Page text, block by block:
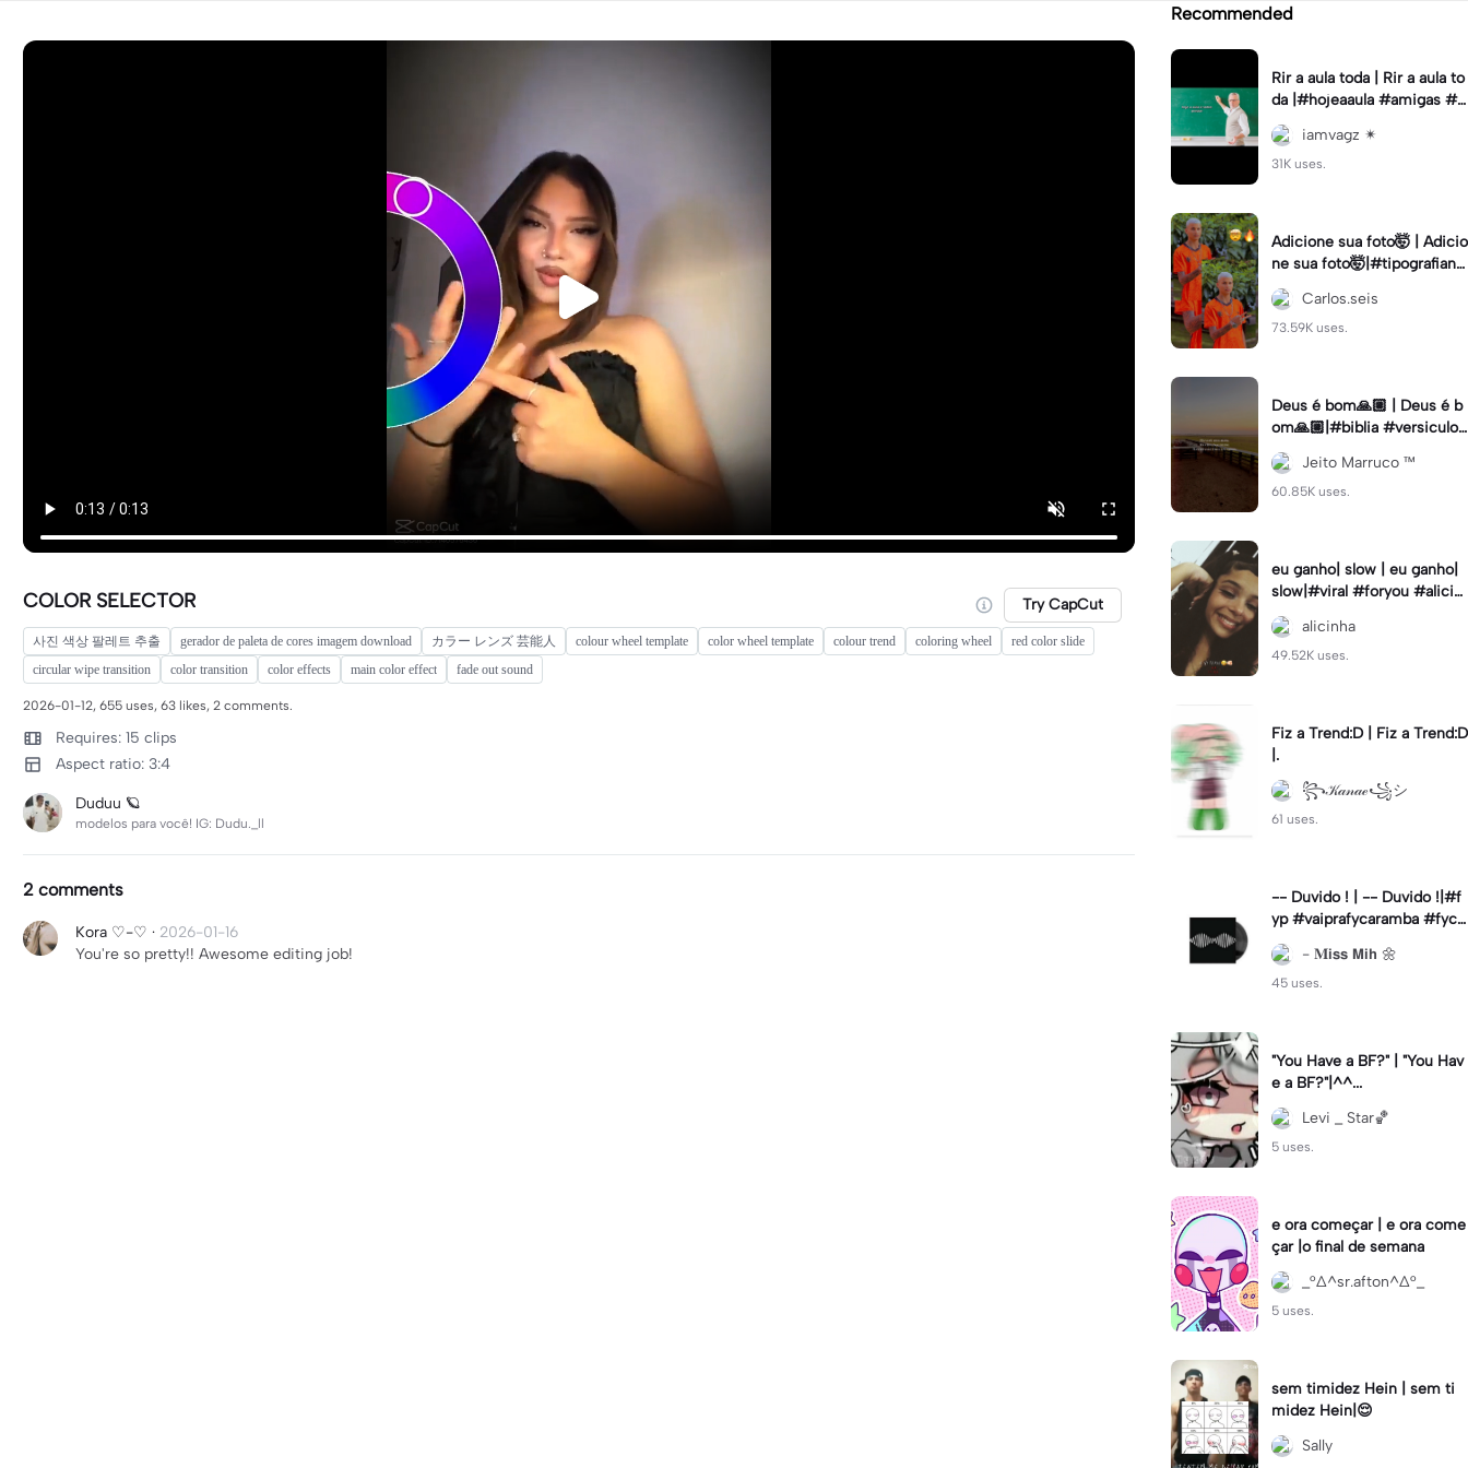
COLOR SELECTOR Try CapCut
사진 색상 팔레트 추출 gerador de paleta de cores imagem download カラー レンズ 芸能人 colour wheel template color wheel template colour trend coloring wheel
red color slide
circular wipe transition
color transition color effects main color effect fade out sound
2026-01-12, 655 uses, 63 likes, 2 comments.
Requires: 15 clips
Aspect ratio: 3:4
Duduu 🪐
modelos para você! IG: Dudu._ll
2 comments
Kora ♡-♡ · 2026-01-16
You're so pretty!! Awesome editing job!
Recommended
Rir a aula toda | Rir a aula to
da |#hojeaaula #amigas #tr
endtikitok #melhoresamiga
s
iamvagz ✴︎
31K uses.
Adicione sua foto🤯 | Adicio
ne sua foto🤯|#tipografiano
va #status #tipografia
Carlos.seis
73.59K uses.
Deus é bom🙏🏼 | Deus é b
om🙏🏼|#biblia #versiculo
#cristao #agro #tipografia
#fy #fypJeito Marruco ™️
60.85K uses.
eu ganho| slow | eu ganho|
slow|#viral #foryou #alicin
ha #cameralenta #slow
alicinha
49.52K uses.
Fiz a Trend:D | Fiz a Trend:D
|.
꧂𝒦𝒶𝓃𝒶ℯ꧁シ
61 uses.
-- Duvido ! | -- Duvido !|#f
yp #vaiprafycaramba #fyca
pcut #viral
- 𝐌𝗶𝘀𝘀 𝗠𝗶𝗵 🌼
45 uses.
"You Have a BF?" | "You Hav
e a BF?"|^^...
Levi _ Star🏀
5 uses.
e ora começar | e ora come
çar |o final de semana
_°∆^sr.afton^∆°_
5 uses.
sem timidez Hein | sem ti
midez Hein|😌
Sally